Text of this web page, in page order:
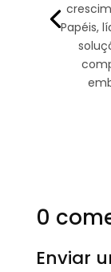
Papéis,
0
Enviar